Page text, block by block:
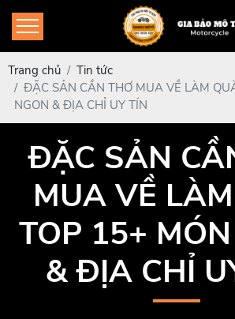
Trang chủ
Tin tức
ĐẶC SẢN CẦN THƠ MUA VỀ LÀM
NGON & ĐỊA CHỈ UY TÍN
ĐẶC SẢN
MUA VỀ
TOP 15+
& ĐỊA CHỈ